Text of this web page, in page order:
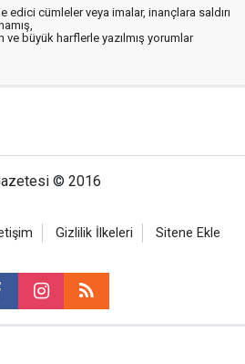
edici cümleler veya imalar, inançlara saldırı
ve büyük harflerle yazılmış yorumlar
© 2016
Gizlilik İlkeleri Sitene Ekle